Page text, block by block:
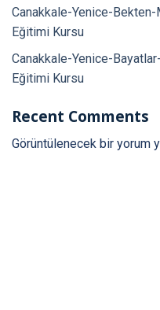
Canakkale-Yenice-Bekten-
Eğitimi Kursu
Canakkale-Yenice-
Eğitimi Kursu
Recent Comments
Görüntülenecek bir yorum